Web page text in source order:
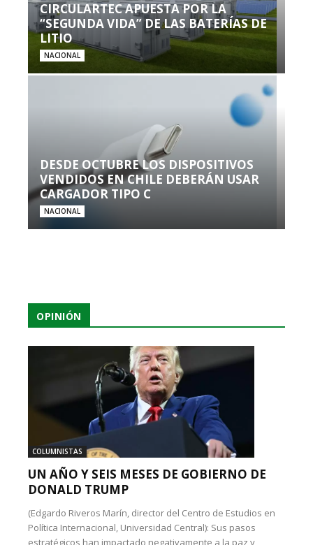
CIRCULARTEC APUESTA POR LA
“SEGUNDA VIDA” DE LAS BATERÍAS DE
LITIO
NACIONAL
DESDE OCTUBRE LOS DISPOSITIVOS
VENDIDOS EN CHILE DEBERÁN USAR
CARGADOR TIPO C
NACIONAL
OPINIÓN
COLUMNISTAS
UN AÑO Y SEIS MESES DE GOBIERNO DE
DONALD TRUMP
(Edgardo Riveros Marín, director del Centro de Estudios en
Política Internacional, Universidad Central): Sus pasos
estratégicos han impactado negativamente a la paz y